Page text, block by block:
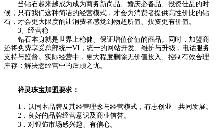
当钻石越来越成为成为商务新尚品、婚庆必备品、投资佳品的时
候，只有我们这种简洁的经营模式，才会为消费者提供高性价比的钻
石，才会更大限度的让消费者感觉到物超所值、投资更有价值。
3、经营稳—
钻石本身就是世界上稳健、保证增值价值的商品。同时，加盟商
还将免费享受总部统一VI，统一的网站开发、维护与升级，电话服务
支持与监督。实际经营中，更大程度删除无价值投入、控制有效合理
库存；解决您经营中的后顾之忧。
祥灵珠宝加盟要求：
1．认同本品牌及其经营理念与经营模式，有志创业，共同发展。
2．良好的品牌经营意识及商业信誉。
3．对银饰市场感兴趣、有信心。